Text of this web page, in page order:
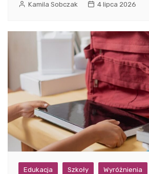
Kamila Sobczak 4 lipca 2026
Edukacja Szkoły Wyróżnienia